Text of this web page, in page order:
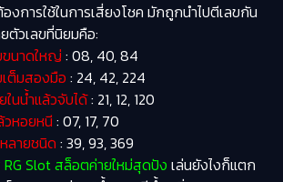
งการใช้ในการเสี่ยงโชค มักถูกนำไปตีเลขกัน
ตัวเลขที่นิยมคือ:
นาดใหญ่ : 08, 40, 84
ต็มสองมือ : 24, 42, 224
นน้ำแล้วจับได้: 21, 12, 120
หอยหนี : 07, 17, 70
ลายชนิด : 39, 93, 369
RG Slot สล็อตค่ายใหม่สุดปัง เล่นยังไงก็แตก